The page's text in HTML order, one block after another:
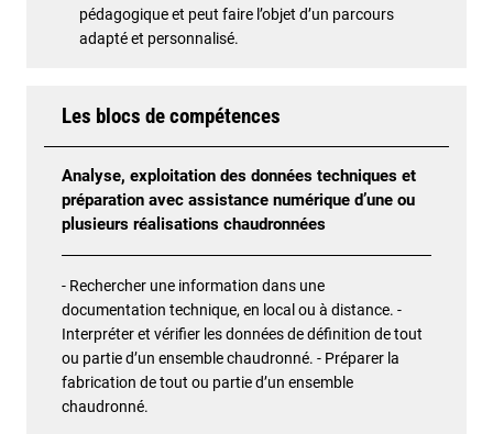
pédagogique et peut faire l’objet d’un parcours
adapté et personnalisé.
Les blocs de compétences
Analyse, exploitation des données techniques et
préparation avec assistance numérique d’une ou
plusieurs réalisations chaudronnées
- Rechercher une information dans une
documentation technique, en local ou à distance. -
Interpréter et vérifier les données de définition de tout
ou partie d’un ensemble chaudronné. - Préparer la
fabrication de tout ou partie d’un ensemble
chaudronné.